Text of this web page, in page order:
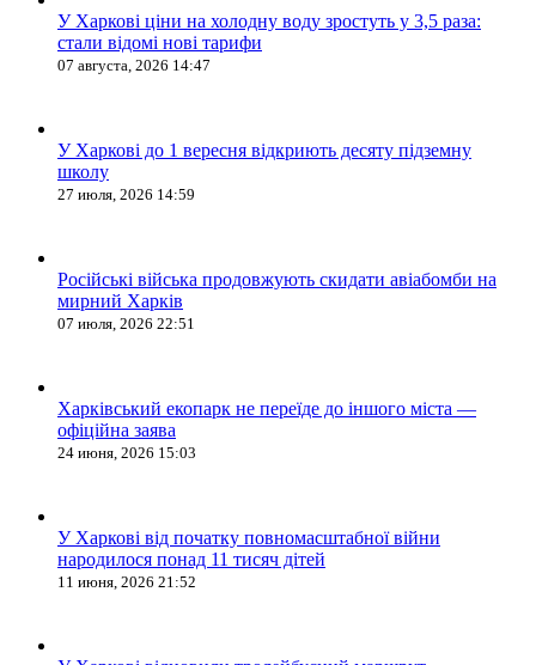
У Харкові ціни на холодну воду зростуть у 3,5 раза:
стали відомі нові тарифи
07 августа, 2026 14:47
У Харкові до 1 вересня відкриють десяту підземну
школу
27 июля, 2026 14:59
Російські війська продовжують скидати авіабомби на
мирний Харків
07 июля, 2026 22:51
Харківський екопарк не переїде до іншого міста —
офіційна заява
24 июня, 2026 15:03
У Харкові від початку повномасштабної війни
народилося понад 11 тисяч дітей
11 июня, 2026 21:52